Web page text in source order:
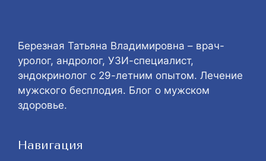
Березная Татьяна Владимировна – врач-
уролог, андролог, УЗИ-специалист,
эндокринолог с 29-летним опытом. Лечение
мужского бесплодия. Блог о мужском
здоровье.
Навигация